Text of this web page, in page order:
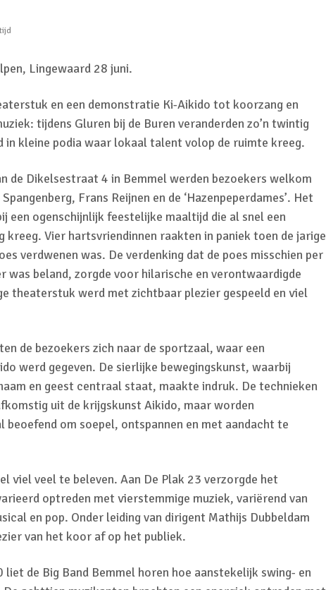
Lingewaard 28 juni.
en een demonstratie Ki-Aikido tot koorzang en
tijdens Gluren bij de Buren veranderden zo’n twintig
in kleine podia waar lokaal talent volop de ruimte kreeg.
de Dikelsestraat 4 in Bemmel werden bezoekers welkom
Frans Reijnen en de ‘Hazenpeperdames’. Het
een ogenschijnlijk feestelijke maaltijd die al snel een
kreeg. Vier hartsvriendinnen raakten in paniek toen de jarige
verdwenen was. De verdenking dat de poes misschien per
was beland, zorgde voor hilarische en verontwaardigde
theaterstuk werd met zichtbaar plezier gespeeld en viel
de bezoekers zich naar de sportzaal, waar een
werd gegeven. De sierlijke bewegingskunst, waarbij
en geest centraal staat, maakte indruk. De technieken
uit de krijgskunst Aikido, maar worden
om soepel, ontspannen en met aandacht te
viel veel te beleven. Aan De Plak 23 verzorgde het
optreden met vierstemmige muziek, variërend van
en pop. Onder leiding van dirigent Mathijs Dubbeldam
van het koor af op het publiek.
de Big Band Bemmel horen hoe aanstekelijk swing- en